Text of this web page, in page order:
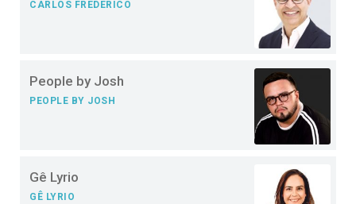
CARLOS FREDERICO
People by Josh
PEOPLE BY JOSH
Gê Lyrio
GÊ LYRIO